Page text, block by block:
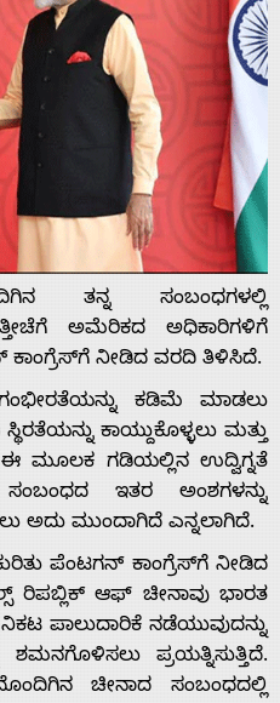
ತನ್ನ ಸಂಬಂಧಗಳಲ್ಲಿ
ಅಮೆರಿಕದ ಅಧಿಕಾರಿಗಳಿಗೆ
ಕಾಂಗ್ರೆಸ್‌ಗೆ ನೀಡಿದ ವರದಿ ತಿಳಿಸಿದೆ.
ಕಡಿಮೆ ಮಾಡಲು
ಕಾಯ್ದುಕೊಳ್ಳಲು ಮತ್ತು
ಈ ಮೂಲಕ ಗಡಿಯಲ್ಲಿನ ಉದ್ವಿಗ್ನತೆ
ಇತರ ಅಂಶಗಳನ್ನು
ಅದು ಮುಂದಾಗಿದೆ ಎನ್ನಲಾಗಿದೆ.
ಪೆಂಟಗನ್ ಕಾಂಗ್ರೆಸ್‌ಗೆ ನೀಡಿದ
ರಿಪಬ್ಲಿಕ್ ಆಫ್ ಚೀನಾವು ಭಾರತ
ಪಾಲುದಾರಿಕೆ ನಡೆಯುವುದನ್ನು
ಪ್ರಯತ್ನಿಸುತ್ತಿದೆ.
ಚೀನಾದ ಸಂಬಂಧದಲ್ಲಿ